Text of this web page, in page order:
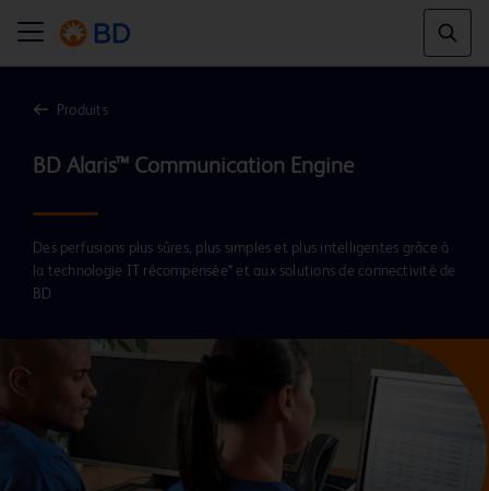
Produits
Des perfusions plus sûres, plus simples et plus intelligentes grâce à
la technologie IT récompensée* et aux solutions de connectivité de
BD